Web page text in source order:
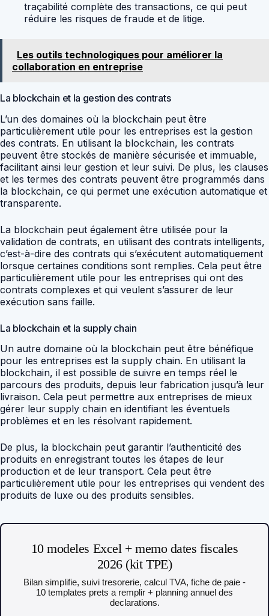
traçabilité complète des transactions, ce qui peut
réduire les risques de fraude et de litige.
Les outils technologiques pour améliorer la
collaboration en entreprise
La blockchain et la gestion des contrats
L’un des domaines où la blockchain peut être
particulièrement utile pour les entreprises est la gestion
des contrats. En utilisant la blockchain, les contrats
peuvent être stockés de manière sécurisée et immuable,
facilitant ainsi leur gestion et leur suivi. De plus, les clauses
et les termes des contrats peuvent être programmés dans
la blockchain, ce qui permet une exécution automatique et
transparente.
La blockchain peut également être utilisée pour la
validation de contrats, en utilisant des contrats intelligents,
c’est-à-dire des contrats qui s’exécutent automatiquement
lorsque certaines conditions sont remplies. Cela peut être
particulièrement utile pour les entreprises qui ont des
contrats complexes et qui veulent s’assurer de leur
exécution sans faille.
La blockchain et la supply chain
Un autre domaine où la blockchain peut être bénéfique
pour les entreprises est la supply chain. En utilisant la
blockchain, il est possible de suivre en temps réel le
parcours des produits, depuis leur fabrication jusqu’à leur
livraison. Cela peut permettre aux entreprises de mieux
gérer leur supply chain en identifiant les éventuels
problèmes et en les résolvant rapidement.
De plus, la blockchain peut garantir l’authenticité des
produits en enregistrant toutes les étapes de leur
production et de leur transport. Cela peut être
particulièrement utile pour les entreprises qui vendent des
produits de luxe ou des produits sensibles.
10 modeles Excel + memo dates fiscales
2026 (kit TPE)
Bilan simplifie, suivi tresorerie, calcul TVA, fiche de paie -
10 templates prets a remplir + planning annuel des
declarations.